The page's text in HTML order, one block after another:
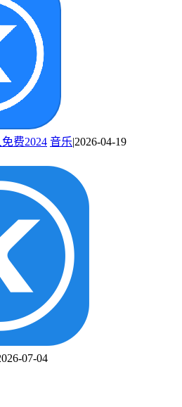
费2024 音乐|2026-04-19
07-04